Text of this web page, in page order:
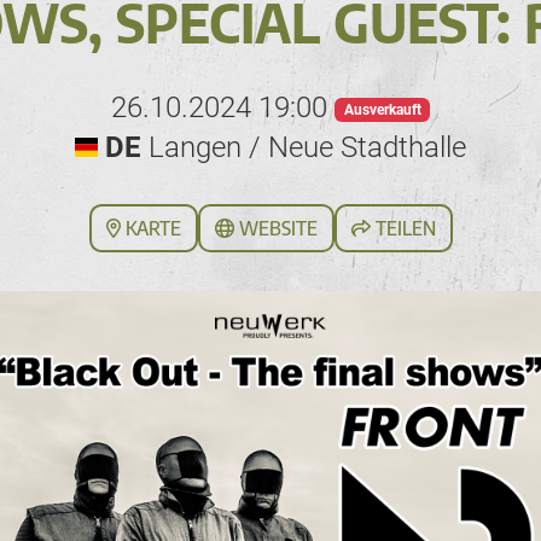
SPECIAL GUEST:
26.10.2024 19:00 Ausverkauft
DE Langen / Neue Stadthalle
KARTE WEBSITE TEILEN